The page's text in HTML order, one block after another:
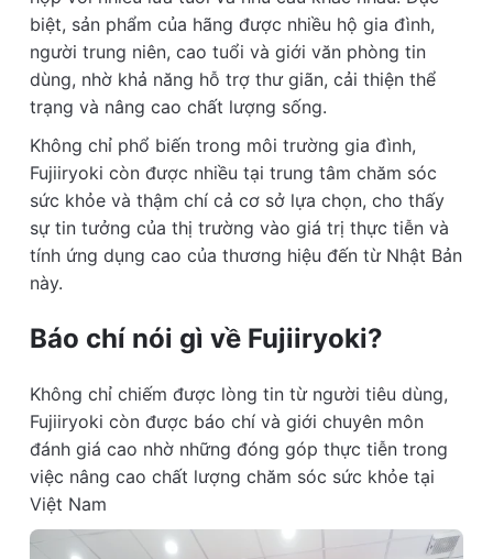
biệt, sản phẩm của hãng được nhiều hộ gia đình,
người trung niên, cao tuổi và giới văn phòng tin
dùng, nhờ khả năng hỗ trợ thư giãn, cải thiện thể
trạng và nâng cao chất lượng sống.
Không chỉ phổ biến trong môi trường gia đình,
Fujiiryoki còn được nhiều tại trung tâm chăm sóc
sức khỏe và thậm chí cả cơ sở lựa chọn, cho thấy
sự tin tưởng của thị trường vào giá trị thực tiễn và
tính ứng dụng cao của thương hiệu đến từ Nhật Bản
này.
Báo chí nói gì về Fujiiryoki?
Không chỉ chiếm được lòng tin từ người tiêu dùng,
Fujiiryoki còn được báo chí và giới chuyên môn
đánh giá cao nhờ những đóng góp thực tiễn trong
việc nâng cao chất lượng chăm sóc sức khỏe tại
Việt Nam